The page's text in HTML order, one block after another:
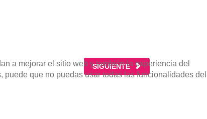
ARTÍCULO SIGUIENTE: AIRHELP
SIGUIENTE
a mejorar el sitio web y también la experiencia del
que no puedas usar todas las funcionalidades del